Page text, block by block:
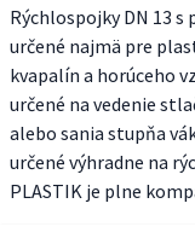
Rýchlospojky DN 13
určené najmä pre
kvapalín a horúceho
určené na vedenie
alebo sania stupňa
určené výhradne na
PLASTIK je plne